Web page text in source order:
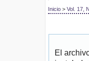
Inicio > Vol. 17,
El